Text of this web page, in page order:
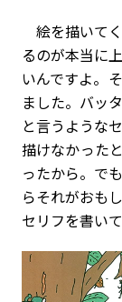
絵を描いて
るのが本当に
いんですよ。
ました。バッ
と言うような
描けなかった
ったから。で
らそれがおも
セリフを書い